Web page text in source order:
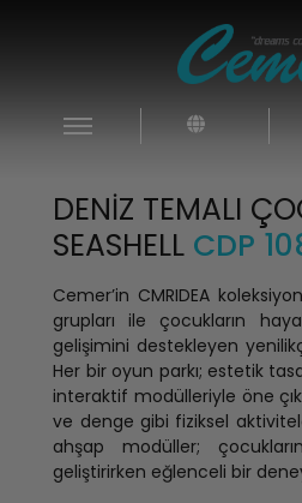
DENIZ TEMALI
SEASHELL CDP
Cemer’in CMRIDEA
grupları ile çocukların
gelişimini destekleyen
Her bir oyun parkı; estetik
interaktif modülleriyle öne
ve denge gibi fiziksel
ahşap modüller;
geliştirirken eğlenceli bir